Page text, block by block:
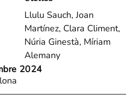
Llulu Sauch, Joan
Martínez, Clara Climent,
Núria Ginestà, Míriam
Alemany
2024